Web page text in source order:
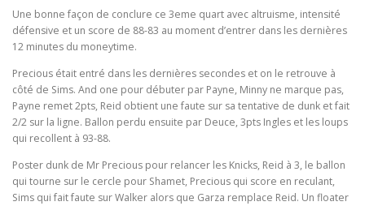
Une bonne façon de conclure ce 3eme quart avec altruisme, intensité
défensive et un score de 88-83 au moment d’entrer dans les dernières
12 minutes du moneytime.
Precious était entré dans les dernières secondes et on le retrouve à
côté de Sims. And one pour débuter par Payne, Minny ne marque pas,
Payne remet 2pts, Reid obtient une faute sur sa tentative de dunk et fait
2/2 sur la ligne. Ballon perdu ensuite par Deuce, 3pts Ingles et les loups
qui recollent à 93-88.
Poster dunk de Mr Precious pour relancer les Knicks, Reid à 3, le ballon
qui tourne sur le cercle pour Shamet, Precious qui score en reculant,
Sims qui fait faute sur Walker alors que Garza remplace Reid. Un floater